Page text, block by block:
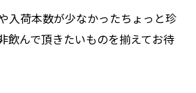
入荷本数が少なかったちょっと珍
飲んで頂きたいものを揃えてお待